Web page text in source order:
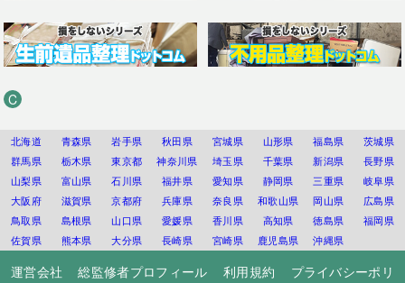
C
北海道 青森県 岩手県 秋田県 宮城県 山形県 福島県
茨城県
群馬県
栃木県 東京都 神奈川県 埼玉県 千葉県 新潟県
長野県
山梨県
富山県 石川県 福井県 愛知県 静岡県 三重県
岐阜県
大阪府
滋賀県 京都府 兵庫県 奈良県 和歌山県 岡山県
広島県
鳥取県
島根県 山口県 愛媛県 香川県 高知県 徳島県
福岡県
佐賀県
熊本県 大分県 長崎県 宮崎県 鹿児島県 沖縄県
運営会社 総監修者プロフィール 利用規約
プライバシーポリ